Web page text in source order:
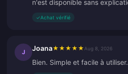
n'est disponible sans
✓Achat vérifié
J Joana★ ★ ★ ★ ★ Aug 8, 2026
Bien. Simple et facile à utiliser.